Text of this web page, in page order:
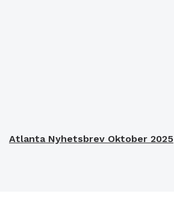
Atlanta Nyhetsbrev Oktober 2025